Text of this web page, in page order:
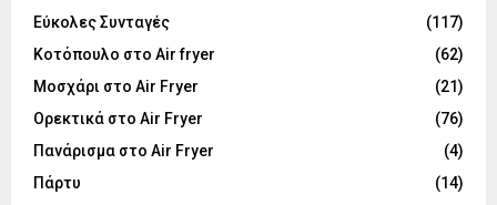
Εύκολες Συνταγές
(117)
Κοτόπουλο στο Air fryer
(62)
Μοσχάρι στο Air Fryer
(21)
Ορεκτικά στο Air Fryer
(76)
Πανάρισμα στο Air Fryer
(4)
Πάρτυ
(14)